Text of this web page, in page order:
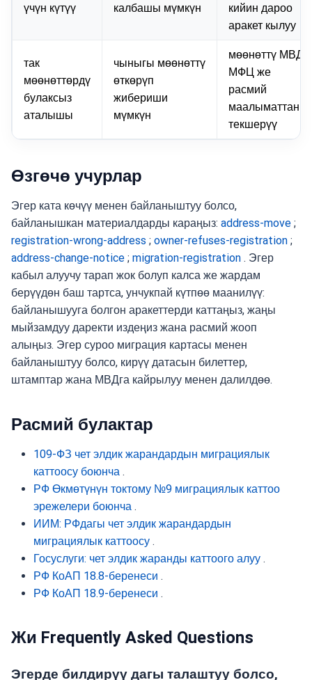
үчүн күтүү
калбашы мүмкүн
кийин дароо
аракет кылуу
так
мөөнөттөрдү
булаксыз
аталышы
чыныгы мөөнөттү
өткөрүп
жибериши
мүмкүн
мөөнөттү МВД,
МФЦ же
расмий
маалыматтан
текшерүү
Өзгөчө учурлар
Эгер ката көчүү менен байланыштуу болсо,
байланышкан материалдарды караңыз: address-move ;
registration-wrong-address ; owner-refuses-registration ;
address-change-notice ; migration-registration . Эгер
кабыл алуучу тарап жок болуп калса же жардам
берүүдөн баш тартса, унчукпай күтпөө маанилүү:
байланышууга болгон аракеттерди каттаңыз, жаңы
мыйзамдуу даректи издеңиз жана расмий жооп
алыңыз. Эгер суроо миграция картасы менен
байланыштуу болсо, кирүү датасын билеттер,
штамптар жана МВДга кайрылуу менен далилдөө.
Расмий булактар
109-ФЗ чет элдик жарандардын миграциялык
каттоосу боюнча .
РФ Өкмөтүнүн токтому №9 миграциялык каттоо
эрежелери боюнча .
ИИМ: РФдагы чет элдик жарандардын
миграциялык каттоосу .
Госуслуги: чет элдик жаранды каттоого алуу .
РФ КоАП 18.8-беренеси .
РФ КоАП 18.9-беренеси .
Жи Frequently Asked Questions
Эгерде билдирүү дагы талаштуу болсо,